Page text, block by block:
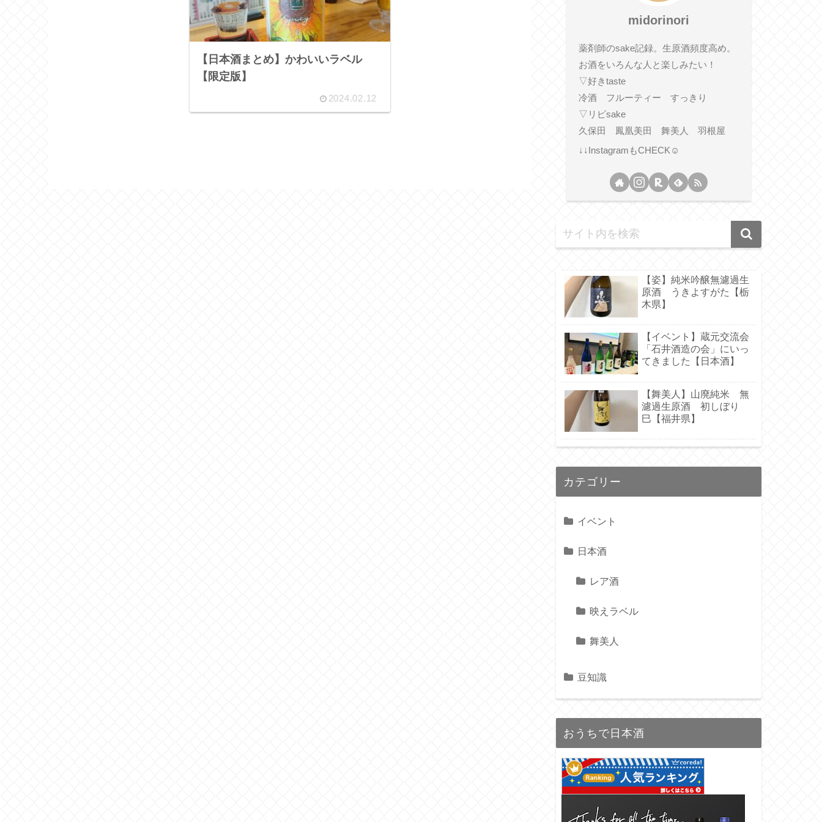
【日本酒まとめ】かわいいラベル
【限定版】
2024.02.12
midorinori
薬剤師のsake記録。生原酒頻度高め。
お酒をいろんな人と楽しみたい！
▽好きtaste
冷酒 フルーティー すっきり
▽リピsake
久保田 鳳凰美田 舞美人 羽根屋
↓↓InstagramもCHECK☺
【姿】純米吟醸無濾過生
原酒 うきよすがた【栃
木県】
【イベント】蔵元交流会
「石井酒造の会」にいっ
てきました【日本酒】
【舞美人】山廃純米 無
濾過生原酒 初しぼり
巳【福井県】
カテゴリー
イベント
日本酒
レア酒
映えラベル
舞美人
豆知識
おうちで日本酒